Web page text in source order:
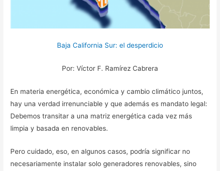
Baja California Sur: el desperdicio
Por: Víctor F. Ramírez Cabrera
En materia energética, económica y cambio climático juntos,
hay una verdad irrenunciable y que además es mandato legal:
Debemos transitar a una matriz energética cada vez más
limpia y basada en renovables.
Pero cuidado, eso, en algunos casos, podría significar no
necesariamente instalar solo generadores renovables, sino